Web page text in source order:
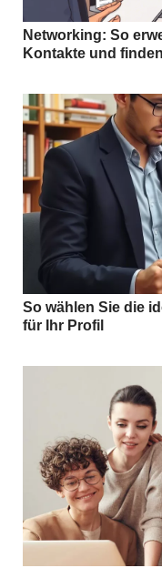
Networking: So
Kontakte und
So wählen Sie die
für Ihr Profil